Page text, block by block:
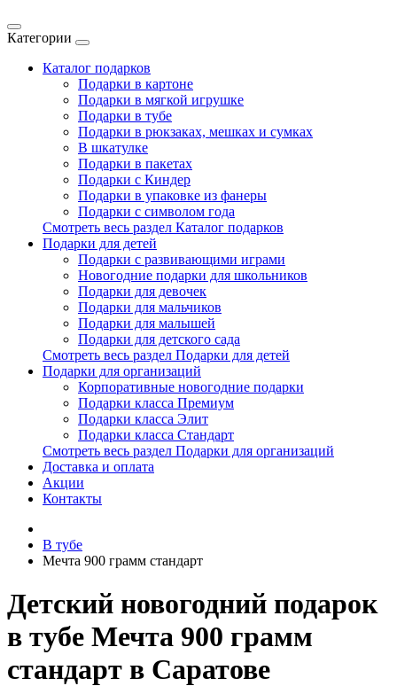
Категории
Каталог подарков
Подарки в картоне
Подарки в мягкой игрушке
Подарки в тубе
Подарки в рюкзаках, мешках и сумках
В шкатулке
Подарки в пакетах
Подарки с Киндер
Подарки в упаковке из фанеры
Подарки с символом года
Смотреть весь раздел Каталог подарков
Подарки для детей
Подарки с развивающими играми
Новогодние подарки для школьников
Подарки для девочек
Подарки для мальчиков
Подарки для малышей
Подарки для детского сада
Смотреть весь раздел Подарки для детей
Подарки для организаций
Корпоративные новогодние подарки
Подарки класса Премиум
Подарки класса Элит
Подарки класса Стандарт
Смотреть весь раздел Подарки для организаций
Доставка и оплата
Акции
Контакты
В тубе
Мечта 900 грамм стандарт
Детский новогодний подарок
в тубе Мечта 900 грамм
стандарт в Саратове